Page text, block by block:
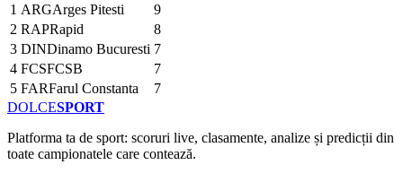
1 ARGArges Pitesti
9
2 RAPRapid
8
3 DINDinamo Bucuresti 7
4 FCSFCSB
7
5 FARFarul Constanta
7
DOLCESPORT
Platforma ta de sport: scoruri live, clasamente, analize și predicții din
toate campionatele care contează.